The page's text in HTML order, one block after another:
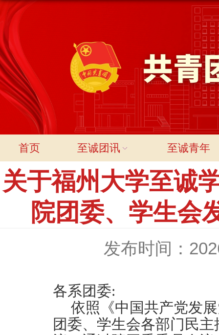
首页 至诚团讯 至诚青年
关于福州大学至诚
院团委、学生会
发布时间：
各系团委:
依照《中国共产党发
团委、学生会各部门民